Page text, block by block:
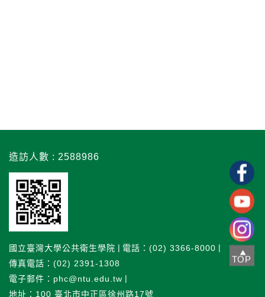
TOP
造訪人數 : 2588986
國立臺灣大學公共衛生學院
電話：(02) 3366-8000
傳真電話：(02) 2391-1308
電子郵件：phc@ntu.edu.tw
地址：100 臺北市中正區徐州路17號